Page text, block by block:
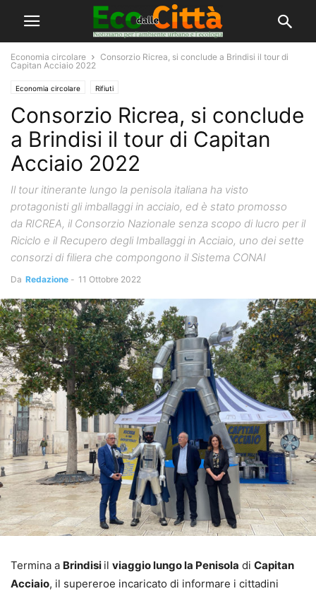
Economia circolare
Consorzio Ricrea, si conclude a Brindisi il tour di
Capitan Acciaio 2022
Economia circolare Rifiuti
Consorzio Ricrea, si conclude
a Brindisi il tour di Capitan
Acciaio 2022
Il tour itinerante lungo la penisola italiana ha visto
protagonisti gli imballaggi in acciaio, ed è stato promosso
da RICREA, il Consorzio Nazionale senza scopo di lucro per il
Riciclo e il Recupero degli Imballaggi in Acciaio, uno dei sette
consorzi di filiera che compongono il Sistema CONAI
Da Redazione - 11 Ottobre 2022
Termina a Brindisi il viaggio lungo la Penisola di Capitan
Acciaio, il supereroe incaricato di informare i cittadini